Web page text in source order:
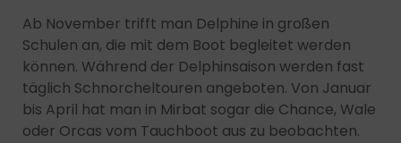
Ab November trifft man Delphine in großen
Schulen an, die mit dem Boot begleitet werden
können. Während der Delphinsaison werden fast
täglich Schnorcheltouren angeboten. Von Januar
bis April hat man in Mirbat sogar die Chance, Wale
oder Orcas vom Tauchboot aus zu beobachten.